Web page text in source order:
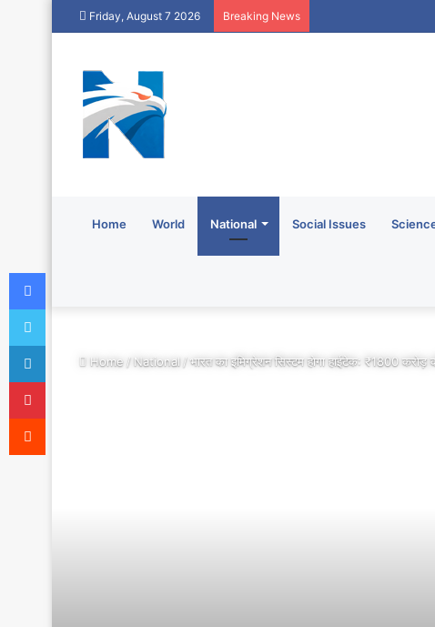
Friday, August 7 2026 Breaking News
Home World National Social Issues
Home/National/भारत का इमिग्रेशन सिस्टम होगा हाईटेक: ₹1800 करोड़
Facebook
Twitter
LinkedIn
Pinterest
Reddit